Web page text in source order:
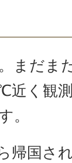
まだま
近く観
。
帰国さ